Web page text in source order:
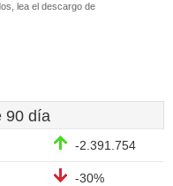
lea el descargo de
90 día
-2.391.754
-30%